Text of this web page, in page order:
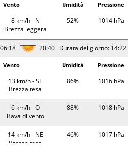
Vento Umidità Pressione
8 km/h - N
Brezza leggera
52% 1014 hPa
06:18 20:40 Durata del giorno: 14:22
Vento Umidità Pressione
13 km/h - SE
Brezza tesa
86% 1016 hPa
6 km/h - O
Bava di vento
88% 1018 hPa
14 km/h - NE
Brezza tesa
46% 1017 hPa